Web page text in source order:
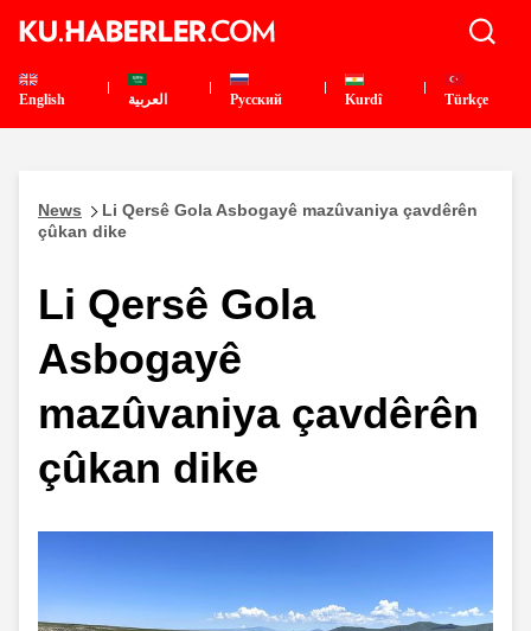
English العربية Pусский Kurdî Türkçe
News
Li Qersê Gola Asbogayê mazûvaniya çavdêrên
çûkan dike
Li Qersê Gola
Asbogayê
mazûvaniya çavdêrên
çûkan dike